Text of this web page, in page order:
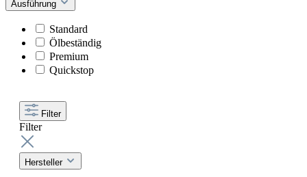
Ausführung
Standard
Ölbeständig
Premium
Quickstop
Filter
Filter
Hersteller